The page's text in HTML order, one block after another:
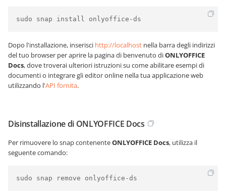
sudo snap install onlyoffice-ds
Dopo l'installazione, inserisci http://localhost nella barra degli indirizzi
del tuo browser per aprire la pagina di benvenuto diONLYOFFICE
Docs, dove troverai ulteriori istruzioni su come abilitare esempi di
documenti o integrare gli editor online nella tua applicazione web
utilizzando l'API fornita.
Disinstallazione di ONLYOFFICE Docs
Per rimuovere lo snap contenenteONLYOFFICE Docs, utilizza il
seguente comando:
sudo snap remove onlyoffice-ds